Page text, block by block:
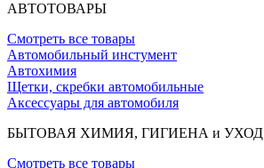
АВТОТОВАРЫ
Смотреть все товары
Автомобильный инстумент
Автохимия
Щетки, скребки автомобильные
Аксессуары для автомобиля
БЫТОВАЯ ХИМИЯ, ГИГИЕНА и УХОД
Смотреть все товары